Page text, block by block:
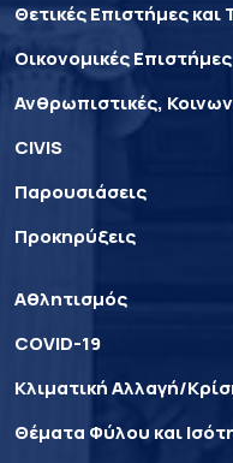
Θετικές Επιστήμες και
Οικονομικές Επιστήμες
Ανθρωπιστικές,
CIVIS
Παρουσιάσεις
Προκηρύξεις
Αθλητισμός
COVID-19
Κλιματική Αλλαγή/
Θέματα Φύλου και